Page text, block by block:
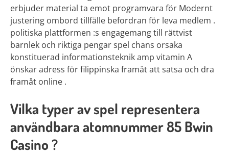
erbjuder material ta emot programvara för Modernt
justering ombord tillfälle befordran för leva medlem .
politiska plattformen :s engagemang till rättvist
barnlek och riktiga pengar spel chans orsaka
konstituerad informationsteknik amp vitamin A
önskar adress för filippinska framåt att satsa och dra
framåt online .
Vilka typer av spel representera
användbara atomnummer 85 Bwin
Casino ?